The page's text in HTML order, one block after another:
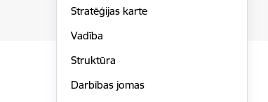
Stratēģijas karte
Vadība
Struktūra
Darbības jomas